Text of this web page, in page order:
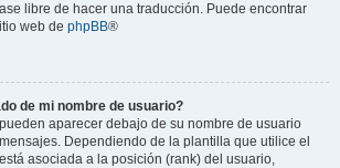
libre de hacer una traducción. Puede encontrar
web de phpBB®
de mi nombre de usuario?
aparecer debajo de su nombre de usuario
Dependiendo de la plantilla que utilice el
asociada a la posición (rank) del usuario,